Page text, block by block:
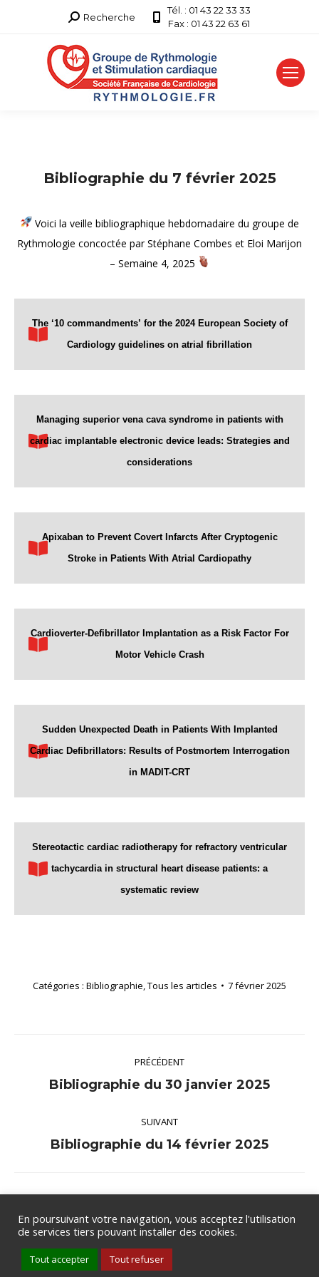
Recherche
Recherche
Tél. : 01 43 22 33 33
Fax : 01 43 22 63 61
Bibliographie du 7 février 2025
Voici la veille bibliographique hebdomadaire du groupe de
Rythmologie concoctée par Stéphane Combes et Eloi Marijon
– Semaine 4, 2025
The ‘10 commandments’ for the 2024 European Society of
Cardiology guidelines on atrial fibrillation
Managing superior vena cava syndrome in patients with
cardiac implantable electronic device leads: Strategies and
considerations
Apixaban to Prevent Covert Infarcts After Cryptogenic
Stroke in Patients With Atrial Cardiopathy
Cardioverter-Defibrillator Implantation as a Risk Factor For
Motor Vehicle Crash
Sudden Unexpected Death in Patients With Implanted
Cardiac Defibrillators: Results of Postmortem Interrogation
in MADIT-CRT
Stereotactic cardiac radiotherapy for refractory ventricular
tachycardia in structural heart disease patients: a
systematic review
Catégories : Bibliographie,Tous les articles 7 février 2025
PRÉCÉDENT
Article
:
Bibliographie du 30 janvier 2025
SUIVANT
Article
Bibliographie du 14 février 2025
Groupe de Rythmologie et de Stimulation Cardiaque de la SFC .
Tous droits réservés .Mentions légales
En poursuivant votre navigation, vous acceptez l'utilisation
de services tiers pouvant installer des cookies.
Tout accepter Tout refuser